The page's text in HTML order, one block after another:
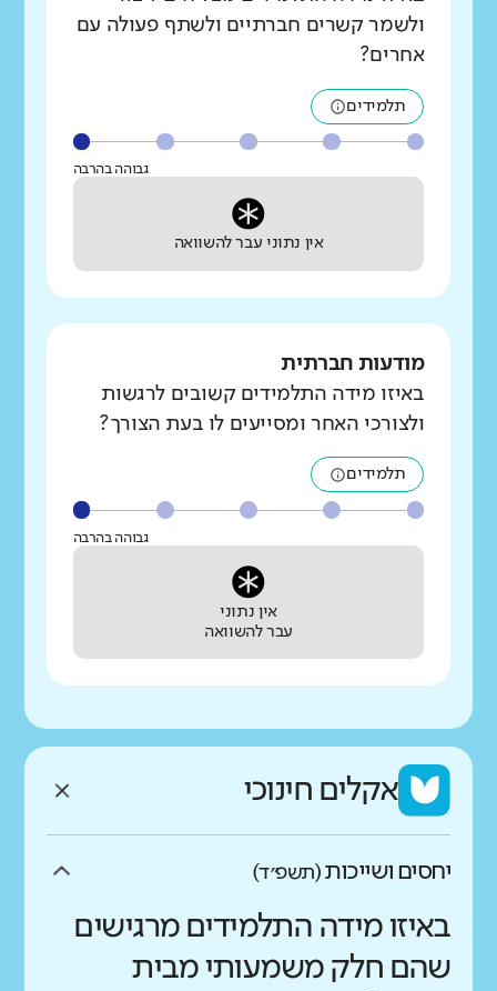
ולשמר קשרים חברתיים ולשתף פעולה עם
אחרים?
תלמידים
גבוהה בהרבה
אין נתוני עבר להשוואה
מודעות חברתית
באיזו מידה התלמידים קשובים לרגשות
ולצורכי האחר ומסייעים לו בעת הצורך?
תלמידים
גבוהה בהרבה
אין נתוני
עבר להשוואה
אקלים חינוכי
יחסים ושייכות(תשפ״ד)
באיזו מידה התלמידים מרגישים
שהם חלק משמעותי מבית